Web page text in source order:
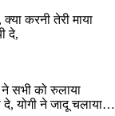
करनी तेरी माया
दे,
ने सभी को रुलाया
दे, योगी ने जादू चलाया…